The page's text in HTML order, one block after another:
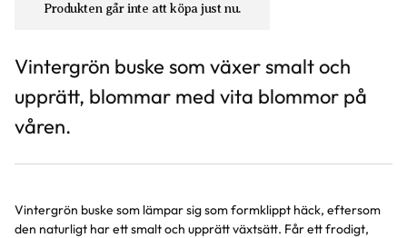
Produkten går inte att köpa just nu.
Vintergrön buske som växer smalt och
upprätt, blommar med vita blommor på
våren.
Vintergrön buske som lämpar sig som formklippt häck, eftersom
den naturligt har ett smalt och upprätt växtsätt. Får ett frodigt,